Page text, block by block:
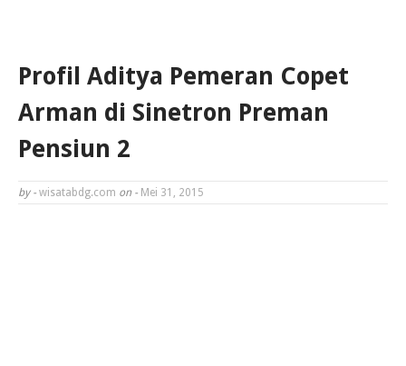
Profil Aditya Pemeran Copet
Arman di Sinetron Preman
Pensiun 2
by - wisatabdg.com on - Mei 31, 2015